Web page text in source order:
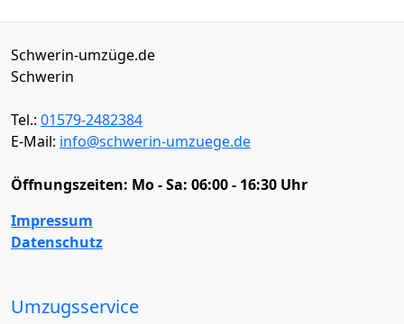
Schwerin-umzüge.de
Schwerin
Tel.: 01579-2482384
E-Mail: info@schwerin-umzuege.de
Öffnungszeiten: Mo - Sa: 06:00 - 16:30 Uhr
Impressum
Datenschutz
Umzugsservice